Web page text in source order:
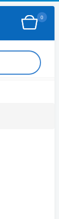
0